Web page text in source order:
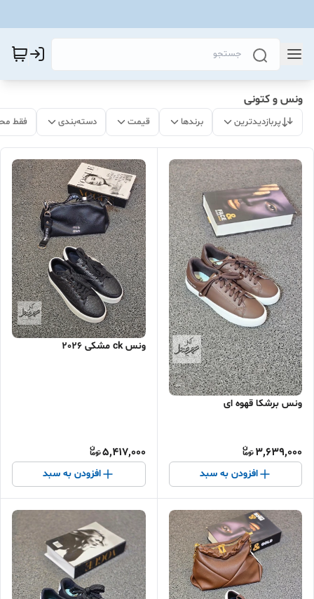
ونس و کتونی
پربازدیدترین برندها قیمت دسته‌بندی فقط
ونس برشکا قهوه ای
3,639,000
افزودن به سبد
ونس ck مشکی 2026
5,417,000
افزودن به سبد